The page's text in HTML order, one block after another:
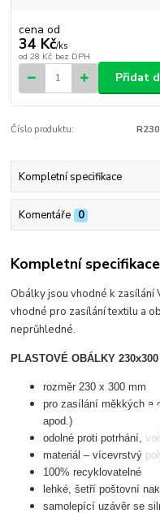
cena od
34 Kč/ks
od 28 Kč bez DPH
Přidat
Číslo produktu:
Kompletní specifikace
Komentáře 0
Kompletní specifikace
Obálky jsou vhodné k zasílání
vhodné pro zasílání textilu a
neprůhledné.
PLASTOVÉ OBÁLKY
rozměr 230 x 300 mm
pro zasílání měkkých a
apod.)
odolné proti potrhání,
materiál – vícevrstvý
100% recyklovatelné
lehké, šetří poštovní
samolepící uzávěr se